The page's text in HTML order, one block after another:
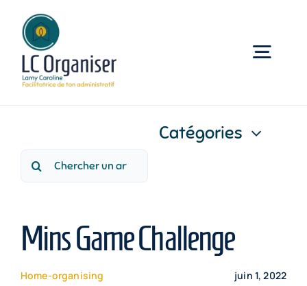
Passer
contenu
Accompagnements
Catégories
Rechercher:
Mins Game Challenge
Home-organising juin 1, 2022